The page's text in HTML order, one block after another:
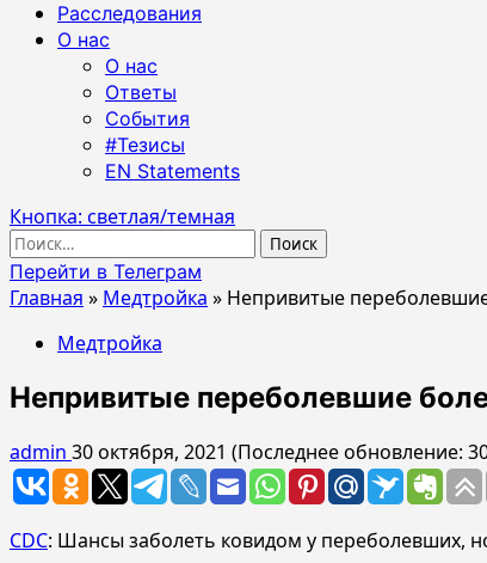
Расследования
О нас
О нас
Ответы
События
#Тезисы
EN Statements
Кнопка: светлая/темная
Найти:
Перейти в Телеграм
Главная » Медтройка » Непривитые
Медтройка
Непривитые переболевшие
admin 30 октября, 2021 (Последнее обновление:
CDC: Шансы заболеть ковидом у переболевших,